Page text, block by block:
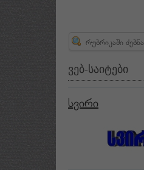
რუბრიკაში ძებნა
ვებ-საიტები
სვირი